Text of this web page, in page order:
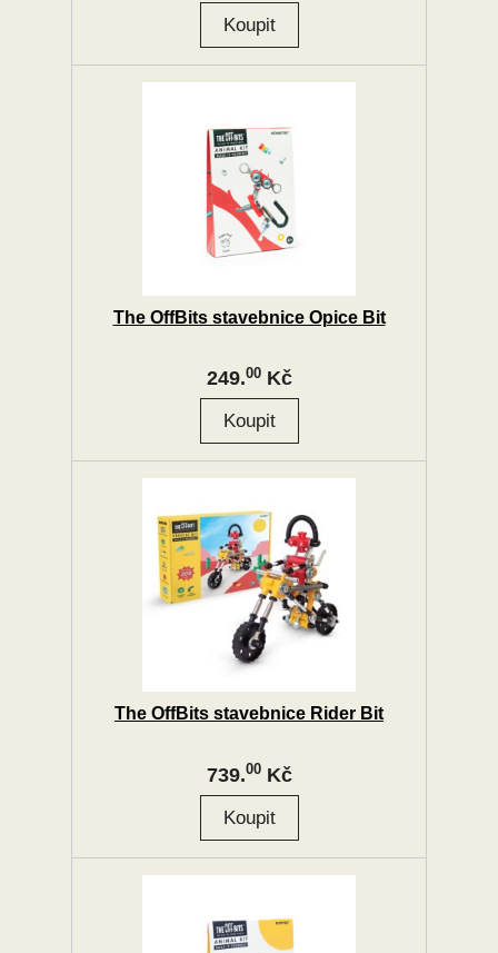
The OffBits stavebnice Opice Bit
249.00Kč
The OffBits stavebnice Rider Bit
739.00Kč